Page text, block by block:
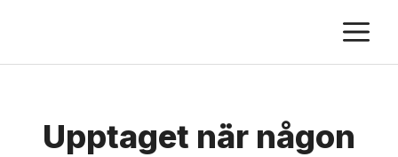
content
Upptaget när någon